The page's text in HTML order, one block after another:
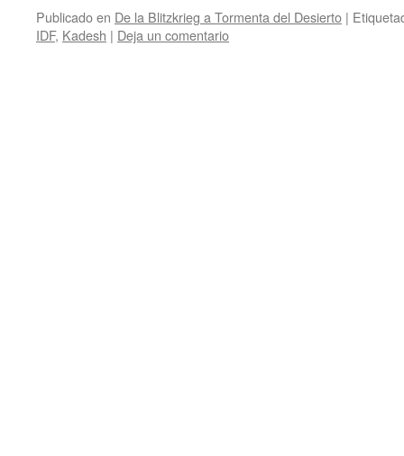
Publicado en De la Blitzkrieg a Tormenta del Desierto |
IDF, Kadesh | Deja un comentario